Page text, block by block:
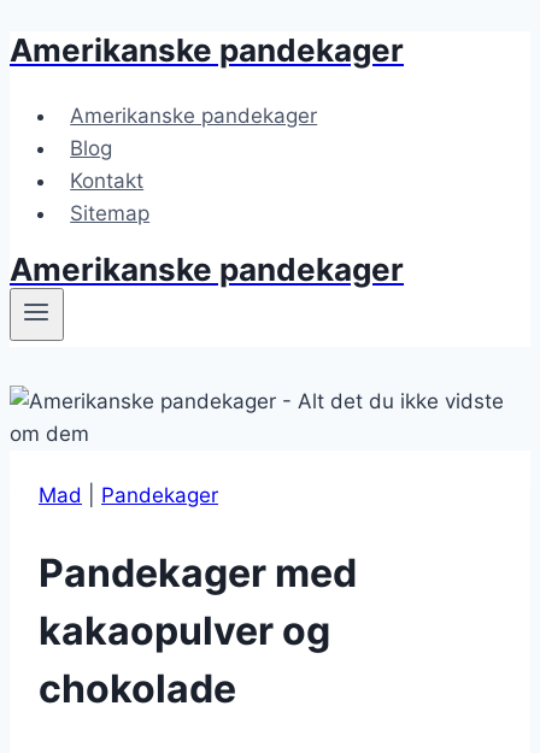
Fortsæt
indhold
Amerikanske pandekager
Amerikanske pandekager
Blog
Kontakt
Sitemap
Amerikanske pandekager
Mad Pandekager
Pandekager med
kakaopulver og
chokolade